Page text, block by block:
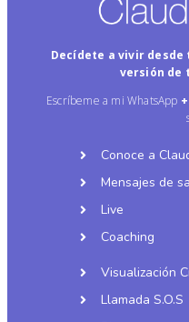
Decídete a vivir
versión de
Escríbeme a mi WhatsApp
Conoce a
Mensajes de
Live
Coaching
Visualización
Llamada S.O.S